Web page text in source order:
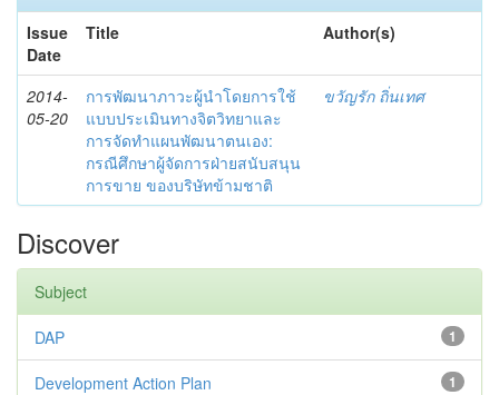
Issue
Date
Title Author(s)
2014-
05-20
การพัฒนาภาวะผู้นำโดยการใช้
แบบประเมินทางจิตวิทยาและ
การจัดทำแผนพัฒนาตนเอง:
กรณีศึกษาผู้จัดการฝ่ายสนับสนุน
การขาย ของบริษัทข้ามชาติ
ขวัญรัก ถิ่นเทศ
Discover
Subject
1
DAP
1
Development Action Plan